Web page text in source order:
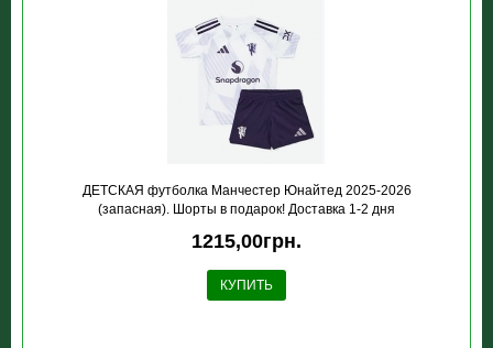
ДЕТСКАЯ футболка Манчестер Юнайтед 2025-2026
(запасная). Шорты в подарок! Доставка 1-2 дня
1215,00грн.
КУПИТЬ